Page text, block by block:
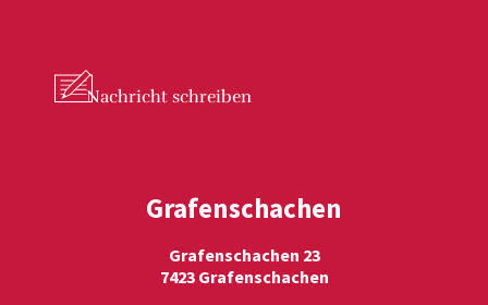
Nachricht schreiben
Grafenschachen
Grafenschachen 23
7423 Grafenschachen